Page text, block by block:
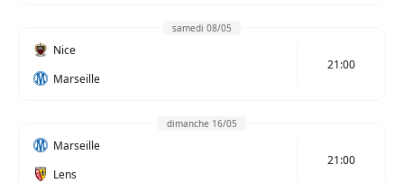
samedi 08/05
Nice
Marseille
21:00
dimanche 16/05
Marseille
Lens
21:00